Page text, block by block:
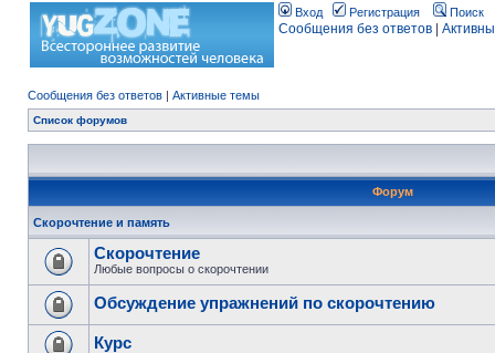
Вход Регистрация Поиск
Сообщения без ответов
Сообщения без ответов | Активные темы
Список форумов
Форум
Скорочтение и память
Скорочтение
Любые вопросы о скорочтении
Обсуждение упражнений по скорочтению
Курс